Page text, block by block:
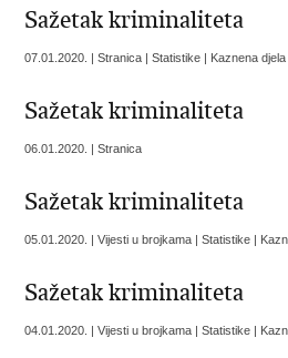
Sažetak kriminaliteta
07.01.2020. | Stranica | Statistike | Kaznena
Sažetak kriminaliteta
06.01.2020. | Stranica
Sažetak kriminaliteta
05.01.2020. | Vijesti u brojkama | Statistike |
Sažetak kriminaliteta
04.01.2020. | Vijesti u brojkama | Statistike |